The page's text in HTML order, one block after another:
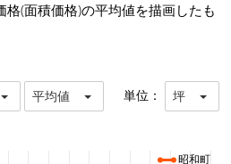
(面積価格)の平均値を描画したも
平均値 単位： 坪
昭和町